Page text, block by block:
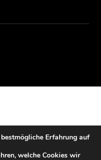
Erfahrung auf
welche Cookies wir